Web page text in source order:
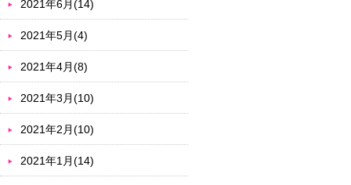
2021年6月(14)
2021年5月(4)
2021年4月(8)
2021年3月(10)
2021年2月(10)
2021年1月(14)